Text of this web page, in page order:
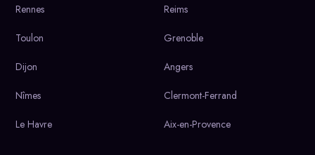
Rennes Reims
Toulon Grenoble
Dijon Angers
Nîmes Clermont-Ferrand
Le Havre Aix-en-Provence